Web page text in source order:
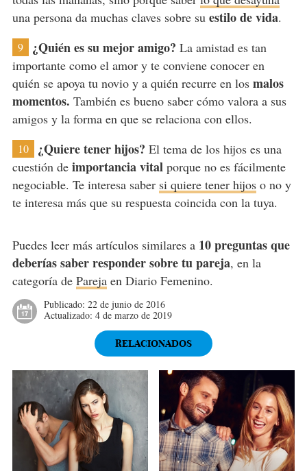
una persona da muchas claves sobre su estilo de vida.
9 ¿Quién es su mejor amigo? La amistad es tan
importante como el amor y te conviene conocer en
quién se apoya tu novio y a quién recurre en los malos
momentos. También es bueno saber cómo valora a sus
amigos y la forma en que se relaciona con ellos.
10 ¿Quiere tener hijos? El tema de los hijos es una
cuestión de importancia vitalporque no es fácilmente
negociable. Te interesa saber si quiere tener hijoso no y
te interesa más que su respuesta coincida con la tuya.
Puedes leer más artículos similares a 10 preguntas que
deberías saber responder sobre tu pareja, en la
categoría de Parejaen Diario Femenino.
Publicado: 22 de junio de 2016
Actualizado: 4 de marzo de 2019
RELACIONADOS